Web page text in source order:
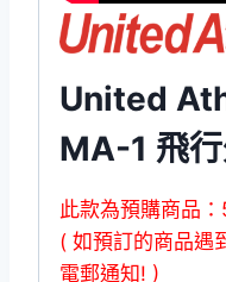
United
MA-1 飛
此款為預購商品
( 如預訂的商品遇
電郵通知! )